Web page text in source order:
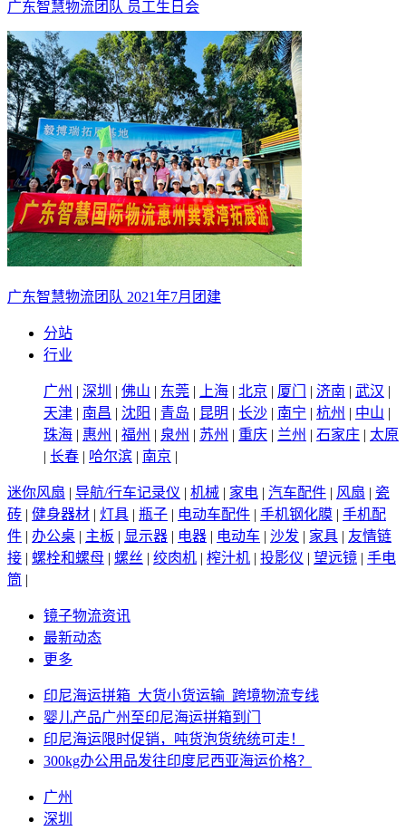
广东智慧物流团队 员工生日会
广东智慧物流团队 2021年7月团建
分站
行业
广州 | 深圳 | 佛山 | 东莞 | 上海 | 北京 | 厦门 | 济南 | 武汉 |
天津 | 南昌 | 沈阳 | 青岛 | 昆明 | 长沙 | 南宁 | 杭州 | 中山 |
珠海 | 惠州 | 福州 | 泉州 | 苏州 | 重庆 | 兰州 | 石家庄 | 太原
| 长春 | 哈尔滨 | 南京 |
迷你风扇 | 导航/行车记录仪 | 机械 | 家电 | 汽车配件 | 风扇 | 瓷
砖 | 健身器材 | 灯具 | 瓶子 | 电动车配件 | 手机钢化膜 | 手机配
件 | 办公桌 | 主板 | 显示器 | 电器 | 电动车 | 沙发 | 家具 | 友情链
接 | 螺栓和螺母 | 螺丝 | 绞肉机 | 榨汁机 | 投影仪 | 望远镜 | 手电
筒 |
镜子物流资讯
最新动态
更多
印尼海运拼箱_大货小货运输_跨境物流专线
婴儿产品广州至印尼海运拼箱到门
印尼海运限时促销，吨货泡货统统可走！
300kg办公用品发往印度尼西亚海运价格？
广州
深圳